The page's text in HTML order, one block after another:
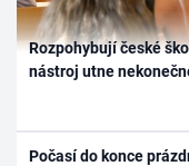
Rozpohybují české
nástroj utne
Počasí do konce